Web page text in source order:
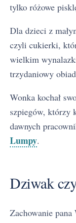
tylko różowe
Dla dzieci z
czyli cukierki,
wielkim
trzydaniowy
Wonka kochał
szpiegów, którzy
dawnych
Lumpy.
Dziwak
Zachowanie pana